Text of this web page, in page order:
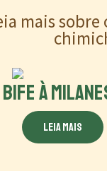
mais
BIFE À
Leia mais